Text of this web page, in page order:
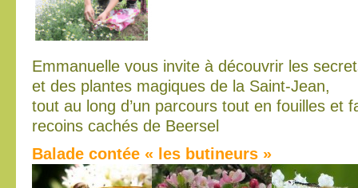
Emmanuelle vous invite à découvrir les
et des plantes magiques de la Saint-Jean,
tout au long d’un parcours tout en fouilles et
recoins cachés de Beersel
Balade contée « les butineurs »